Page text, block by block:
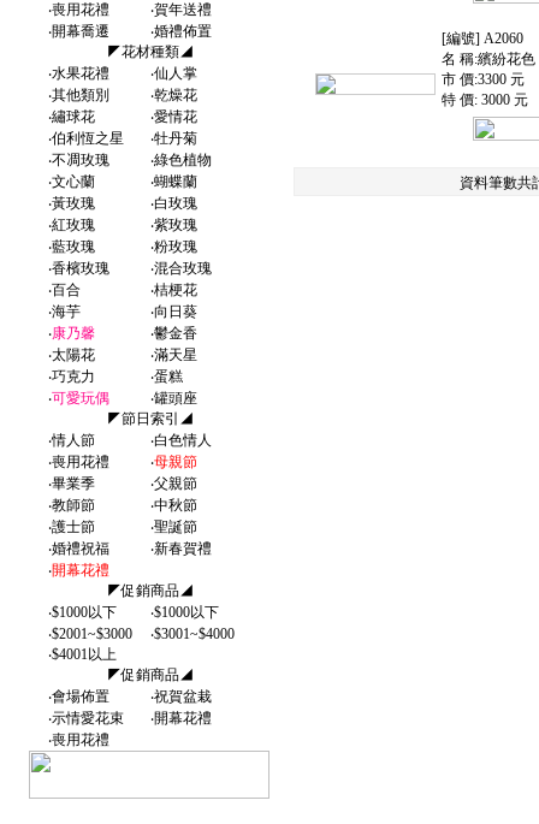
‧喪用花禮 ‧賀年送禮
‧開幕喬遷 ‧婚禮佈置
◤花材種類◢
‧水果花禮 ‧仙人掌
‧其他類別 ‧乾燥花
‧繡球花 ‧愛情花
‧伯利恆之星 ‧牡丹菊
‧不凋玫瑰 ‧綠色植物
‧文心蘭 ‧蝴蝶蘭
‧黃玫瑰 ‧白玫瑰
‧紅玫瑰 ‧紫玫瑰
‧藍玫瑰 ‧粉玫瑰
‧香檳玫瑰 ‧混合玫瑰
‧百合 ‧桔梗花
‧海芋 ‧向日葵
‧康乃馨 ‧鬱金香
‧太陽花 ‧滿天星
‧巧克力 ‧蛋糕
‧可愛玩偶 ‧罐頭座
◤節日索引◢
‧情人節 ‧白色情人
‧喪用花禮 ‧母親節
‧畢業季 ‧父親節
‧教師節 ‧中秋節
‧護士節 ‧聖誕節
‧婚禮祝福 ‧新春賀禮
‧開幕花禮
◤促銷商品◢
‧$1000以下 ‧$1000以下
‧$2001~$3000 ‧$3001~$4000
‧$4001以上
◤促銷商品◢
‧會場佈置 ‧祝賀盆栽
‧示情愛花束 ‧開幕花禮
‧喪用花禮
[編號] A2060
名 稱:繽紛花色
市 價:3300 元
特 價: 3000 元
資料筆數共